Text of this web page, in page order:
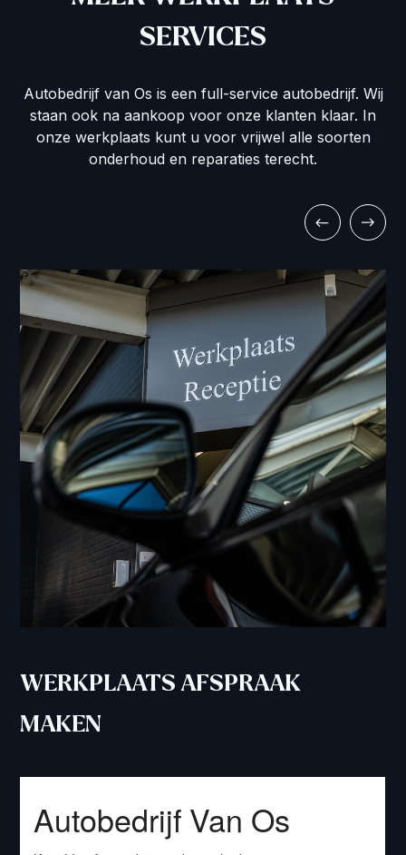
SERVICES
Autobedrijf van Os is een full-service autobedrijf. Wij
staan ook na aankoop voor onze klanten klaar. In
onze werkplaats kunt u voor vrijwel alle soorten
onderhoud en reparaties terecht.
WERKPLAATS AFSPRAAK
MAKEN